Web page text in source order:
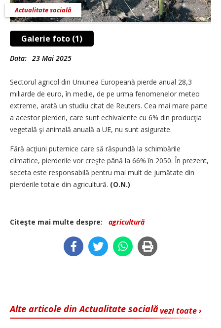
Galerie foto (1)
Actualitate socială
Data: 23 Mai 2025
Sectorul agricol din Uniunea Europeană pierde anual 28,3
miliarde de euro, în medie, de pe urma fenomenelor meteo
extreme, arată un studiu citat de Reuters. Cea mai mare parte
a acestor pierderi, care sunt echivalente cu 6% din producţia
vegetală şi animală anuală a UE, nu sunt asigurate.
Fără acţiuni puternice care să răspundă la schimbările
climatice, pierderile vor creşte până la 66% în 2050. În prezent,
seceta este responsabilă pentru mai mult de jumătate din
pierderile totale din agricultură. (O.N.)
Citeşte mai multe despre: agricultură
vezi toate ›
Alte articole din Actualitate socială